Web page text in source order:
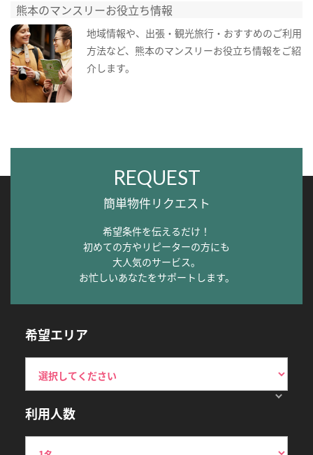
熊本のマンスリーお役立ち情報
地域情報や、出張・観光旅行・おすすめのご利用
方法など、熊本のマンスリーお役立ち情報をご紹
介します。
REQUEST
簡単物件リクエスト
希望条件を伝えるだけ！
初めての方やリピーターの方にも
大人気のサービス。
お忙しいあなたをサポートします。
希望エリア
利用人数